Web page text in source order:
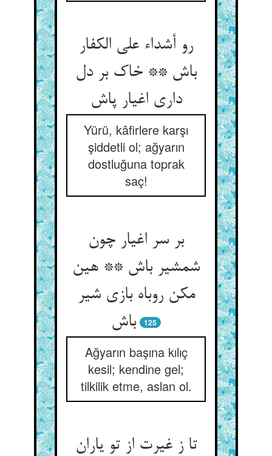
رو أشداء علی الکفار
باش ** خاک بر دل
داری اغیار پاش‏
Yürü, kâfirlere karşı
şiddetli ol; ağyarın
dostluğuna toprak
saç!
بر سر اغیار چون
شمشیر باش ** هین
مکن روباه بازی شیر
باش‏
125
Ağyarın başına kılıç
kesil; kendine gel;
tilkilik etme, aslan ol.
تا ز غیرت از تو یاران